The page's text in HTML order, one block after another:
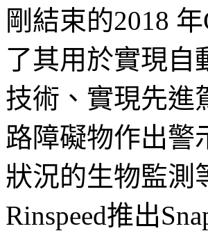
剛結束的2018
了其用於實現自
技術、實現先進
路障礙物作出警
狀況的生物監測
Rinspeed推出